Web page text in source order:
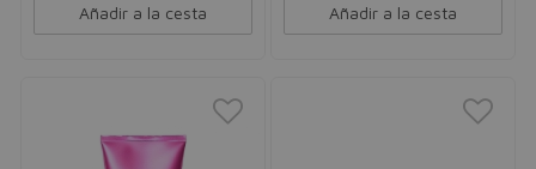
Añadir a la cesta Añadir a la cesta